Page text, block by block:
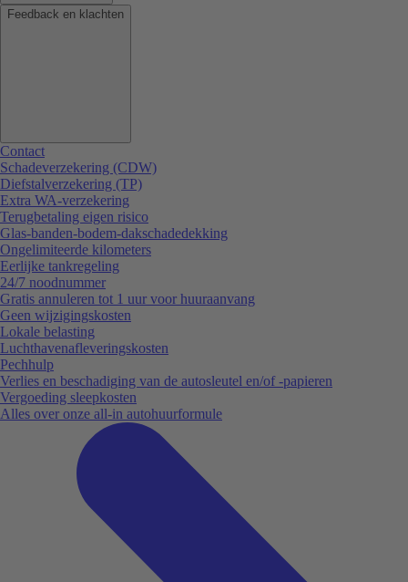
Feedback en klachten
Contact
Schadeverzekering (CDW)
Diefstalverzekering (TP)
Extra WA-verzekering
Terugbetaling eigen risico
Glas-banden-bodem-dakschadedekking
Ongelimiteerde kilometers
Eerlijke tankregeling
24/7 noodnummer
Gratis annuleren tot 1 uur voor huuraanvang
Geen wijzigingskosten
Lokale belasting
Luchthavenafleveringskosten
Pechhulp
Verlies en beschadiging van de autosleutel en/of -papieren
Vergoeding sleepkosten
Alles over onze all-in autohuurformule